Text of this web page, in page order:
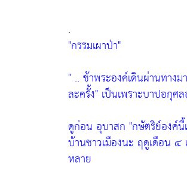
.
"กรรมเผาป่า"
" .. ข้าพระองค์เดินผ่านทาง
ละครั้ง" เป็นเพราะบาปอกุศ
ดูก่อน อุบาสก "กษัตริย์องค์
บ้านชาวเมืองนะ ฤดูเดือน
หลาย